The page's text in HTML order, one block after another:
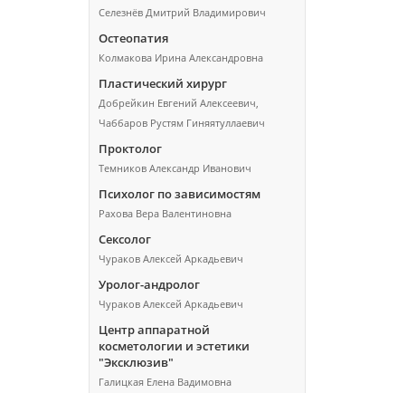
Селезнёв Дмитрий Владимирович
Остеопатия
Колмакова Ирина Александровна
Пластический хирург
Добрейкин Евгений Алексеевич,
Чаббаров Рустям Гиняятуллаевич
Проктолог
Темников Александр Иванович
Психолог по зависимостям
Рахова Вера Валентиновна
Сексолог
Чураков Алексей Аркадьевич
Уролог-андролог
Чураков Алексей Аркадьевич
Центр аппаратной
косметологии и эстетики
"Эксклюзив"
Галицкая Елена Вадимовна